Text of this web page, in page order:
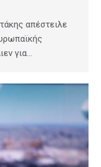
απέστειλε
για…